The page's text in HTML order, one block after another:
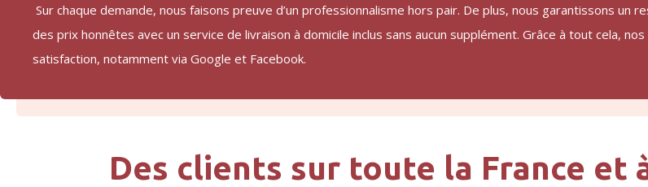
Sur chaque demande, nous faisons preuve d’un professionnalisme hors pair. De plus, nous garantissons un
des prix honnêtes avec un service de livraison à domicile inclus sans aucun supplément. Grâce à tout cela,
satisfaction, notamment via Google et Facebook.
Des clients sur toute la France et